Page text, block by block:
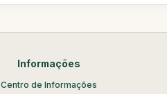
Informações
Centro de Informações